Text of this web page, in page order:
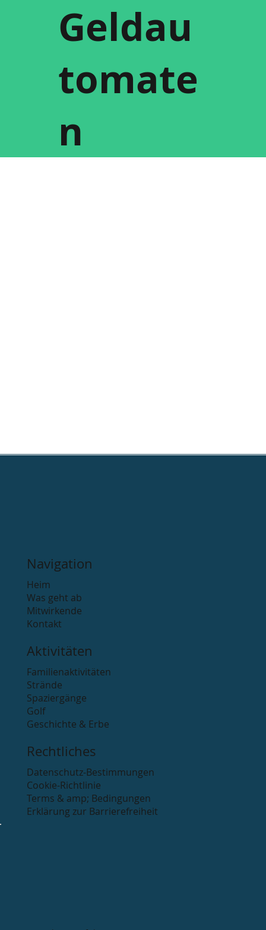
Geldau
tomate
n
Navigation
Heim
Was geht ab
Mitwirkende
Kontakt
Aktivitäten
Familienaktivitäten
Strände
Spaziergänge
Golf
Geschichte & Erbe
Rechtliches
Datenschutz-Bestimmungen
Cookie-Richtlinie
Terms & amp; Bedingungen
Erklärung zur Barrierefreiheit